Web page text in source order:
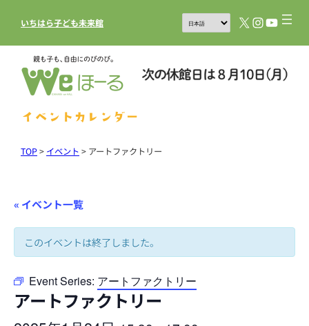
いちはら子ども未来館 X Instagram
YouTube
イベントカレンダー
TOP> イベント > アートファクトリー
« イベント一覧
このイベントは終了しました。
Event Series: アートファクトリー
アートファクトリー